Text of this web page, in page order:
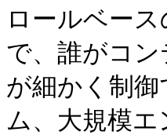
ロールベー
で、誰がコ
が細かく制
ム、大規模